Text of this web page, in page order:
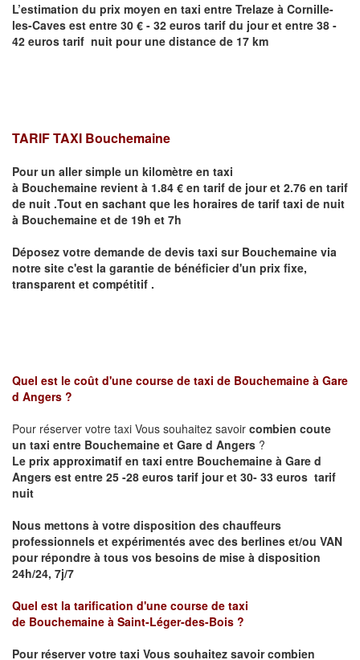
L’estimation du prix moyen en taxi entre Trelaze à Cornille-
les-Caves est entre 30 € - 32 euros tarif du jour et entre 38 -
42 euros tarif nuit pour une distance de 17 km
TARIF TAXI Bouchemaine
Pour un aller simple un kilomètre en taxi
à Bouchemaine revient à 1.84 € en tarif de jour et 2.76 en tarif
de nuit .Tout en sachant que les horaires de tarif taxi de nuit
à Bouchemaine et de 19h et 7h
Déposez votre demande de devis taxi sur Bouchemaine via
notre site c'est la garantie de bénéficier d'un prix fixe,
transparent et compétitif .
Quel est le coût d'une course de taxi de Bouchemaine à Gare
d Angers ?
Pour réserver votre taxi Vous souhaitez savoir combien coute
un taxi entre Bouchemaine et Gare d Angers ?
Le prix approximatif en taxi entre Bouchemaine à Gare d
Angers est entre 25 -28 euros tarif jour et 30- 33 euros tarif
nuit
Nous mettons à votre disposition des chauffeurs
professionnels et expérimentés avec des berlines et/ou VAN
pour répondre à tous vos besoins de mise à disposition
24h/24, 7j/7
Quel est la tarification d'une course de taxi
de Bouchemaine à Saint-Léger-des-Bois ?
Pour réserver votre taxi Vous souhaitez savoircombien